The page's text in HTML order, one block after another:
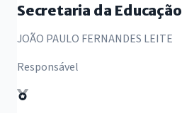
Secretaria da Educação
JOÃO PAULO FERNANDES LEITE
Responsável